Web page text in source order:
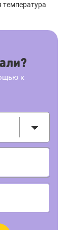
температура
к